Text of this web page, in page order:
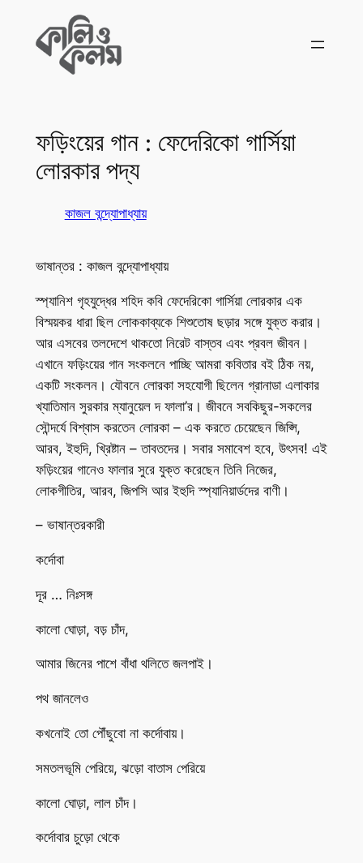
content
ফড়িংয়ের গান : ফেদেরিকো গার্সিয়া
লোরকার পদ্য
কাজল বন্দ্যোপাধ্যায়
ভাষান্তর : কাজল বন্দ্যোপাধ্যায়
স্প্যানিশ গৃহযুদ্ধের শহিদ কবি ফেদেরিকো গার্সিয়া লোরকার এক
বিস্ময়কর ধারা ছিল লোককাব্যকে শিশুতোষ ছড়ার সঙ্গে যুক্ত করার।
আর এসবের তলদেশে থাকতো নিরেট বাস্তব এবং প্রবল জীবন।
এখানে ফড়িংয়ের গান সংকলনে পাচ্ছি আমরা কবিতার বই ঠিক নয়,
একটি সংকলন। যৌবনে লোরকা সহযোগী ছিলেন গ্রানাডা এলাকার
খ্যাতিমান সুরকার ম্যানুয়েল দ ফালা’র। জীবনে সবকিছুর-সকলের
সৌন্দর্যে বিশ্বাস করতেন লোরকা – এক করতে চেয়েছেন জিপ্সি,
আরব, ইহুদি, খ্রিষ্টান – তাবতদের। সবার সমাবেশ হবে, উৎসব! এই
ফড়িংয়ের গানেও ফালার সুরে যুক্ত করেছেন তিনি নিজের,
লোকগীতির, আরব, জিপসি আর ইহুদি স্প্যানিয়ার্ডদের বাণী।
– ভাষান্তরকারী
কর্দোবা
দূর … নিঃসঙ্গ
কালো ঘোড়া, বড় চাঁদ,
আমার জিনের পাশে বাঁধা থলিতে জলপাই।
পথ জানলেও
কখনোই তো পৌঁছুবো না কর্দোবায়।
সমতলভূমি পেরিয়ে, ঝড়ো বাতাস পেরিয়ে
কালো ঘোড়া, লাল চাঁদ।
কর্দোবার চুড়ো থেকে